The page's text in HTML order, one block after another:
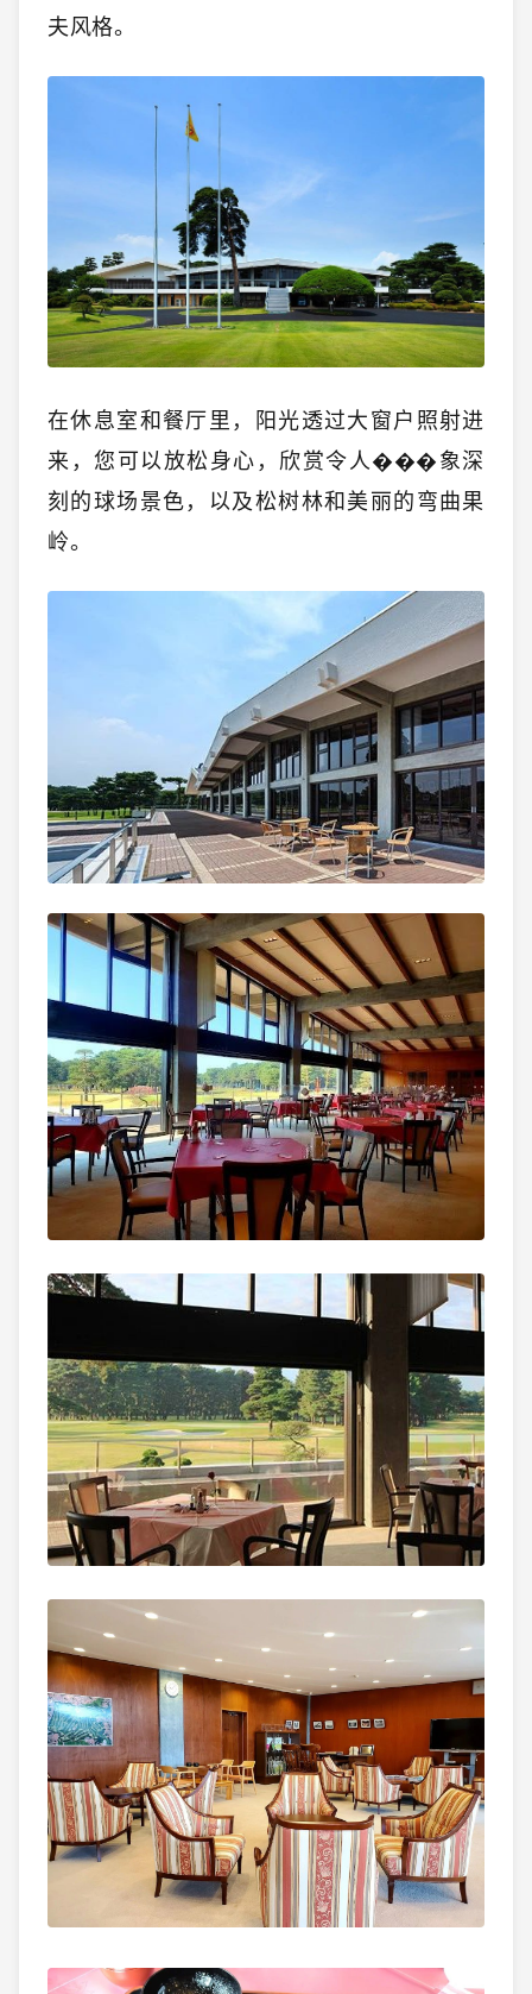
夫风格。
在休息室和餐厅里，阳光透过大窗户照射进
来，您可以放松身心，欣赏令人���象深
刻的球场景色，以及松树林和美丽的弯曲果
岭。